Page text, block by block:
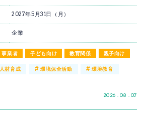
事業者 子ども向け 教育関係 親子向け
2026 . 08 . 07
2027年5月31日（月）
企業
人材育成 # 環境保全活動 #環境教育